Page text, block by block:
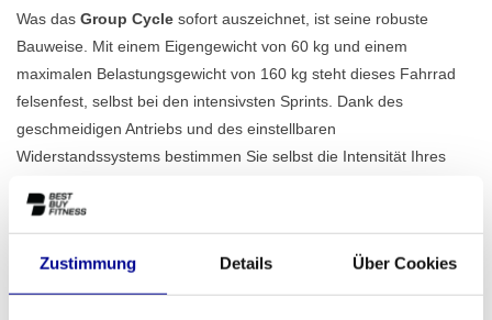
Zustimmung Details Über Cookies
Was das Group Cycle sofort auszeichnet, ist seine robuste
Bauweise. Mit einem Eigengewicht von 60 kg und einem
maximalen Belastungsgewicht von 160 kg steht dieses Fahrrad
felsenfest, selbst bei den intensivsten Sprints. Dank des
geschmeidigen Antriebs und des einstellbaren
Widerstandssystems bestimmen Sie selbst die Intensität Ihres
einstellbaren Sattel- und Lenkerhöhe, die für Benutzer mit einer
Körpergröße von 140 bis 210 cm geeignet ist. Dies macht es
perfekt für Umgebungen, in denen mehrere Personen dieselbe
Ausrüstung nutzen. Entdecken Sie selbst die Möglichkeiten